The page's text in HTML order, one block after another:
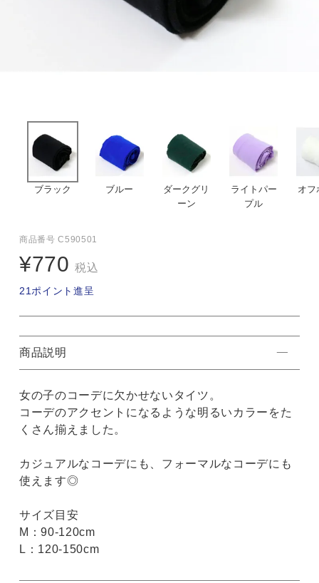
ブラック ブルー
ダークグリ
ーン
ライトパー
プル
オフ
商品番号 C590501
¥770 税込
21 ポイント進呈
商品説明
女の子のコーデに欠かせないタイツ。
コーデのアクセントになるような明るいカラーをた
くさん揃えました。
カジュアルなコーデにも、フォーマルなコーデにも
使えます◎
サイズ目安
M：90-120cm
L：120-150cm